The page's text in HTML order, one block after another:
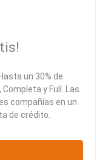
un 30% de
y Full. Las
compañías en un
de crédito.